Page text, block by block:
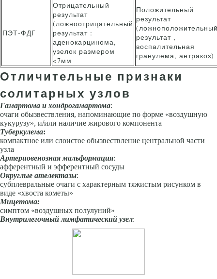
ПЭТ-ФДГ
Отрицательный
результат
(ложноотрицательный
результат :
аденокарцинома,
узелок размером
<7мм
Положительный
результат
результат ,
воспалительная
гранулема, антракоз)
Отличительные признаки
солитарных узлов
Гамартома и хондрогамартома:
очаги обызвествления, напоминающие по форме «воздушную
кукурузу», и/или наличие жирового компонента
Туберкулема:
компактное или слоистое обызвествление центральной ча­сти
узла
Артериовенозная мальформация:
афферентный и эфферент­ный сосуды
Округлые ателектазы:
субплевральные очаги с характер­ным тяжистым рисунком в
виде «хвоста кометы»
Мицетома:
симптом «воздушных полулуний»
Внутрилегочный лимфатический узел: